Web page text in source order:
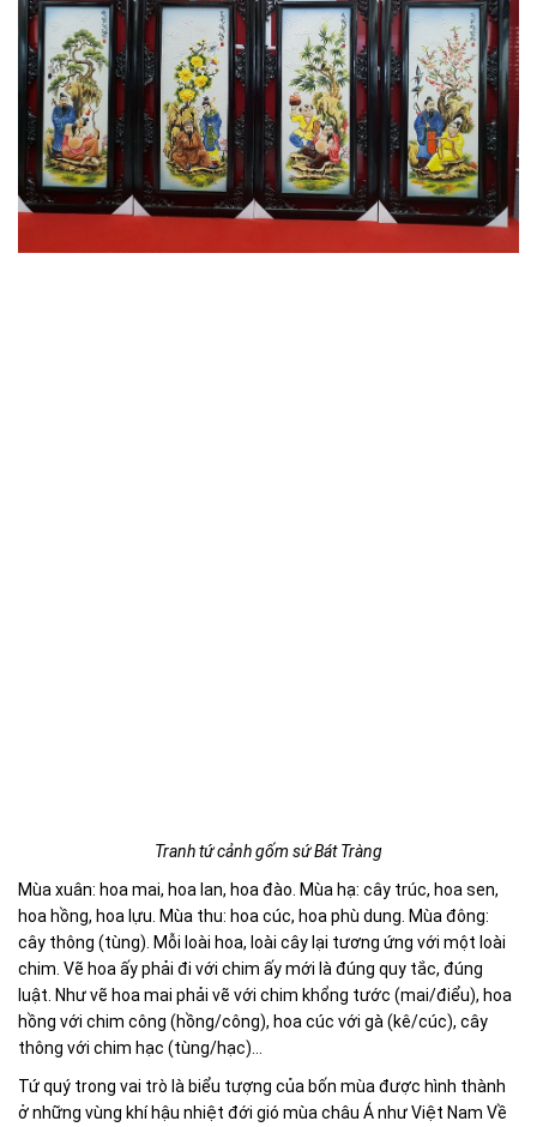
Tranh tứ cảnh gốm sứ Bát Tràng
Mùa xuân: hoa mai, hoa lan, hoa đào. Mùa hạ: cây trúc, hoa sen,
hoa hồng, hoa lựu. Mùa thu: hoa cúc, hoa phù dung. Mùa đông:
cây thông (tùng). Mỗi loài hoa, loài cây lại tương ứng với một loài
chim. Vẽ hoa ấy phải đi với chim ấy mới là đúng quy tắc, đúng
luật. Như vẽ hoa mai phải vẽ với chim khổng tước (mai/điểu), hoa
hồng với chim công (hồng/công), hoa cúc với gà (kê/cúc), cây
thông với chim hạc (tùng/hạc)…
Tứ quý trong vai trò là biểu tượng của bốn mùa được hình thành
ở những vùng khí hậu nhiệt đới gió mùa châu Á như Việt Nam Về